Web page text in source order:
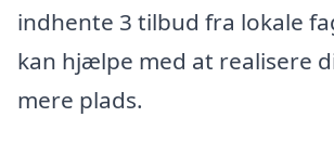
indhente 3 tilbud fra lokale
kan hjælpe med at realisere
mere plads.